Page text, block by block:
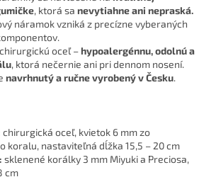
, ktorá sa nevytiahne ani nepraská.
náramok vzniká z precízne vyberaných
oceľ –hypoalergénnu, odolnú a
, ktorá nečernie ani pri dennom nosení.
navrhnutý a ručne vyrobený v Česku.
chirurgická oceľ, kvietok 6 mm zo
koralu, nastaviteľná dĺžka 15,5 – 20 cm
sklenené korálky 3 mm Miyuki a Preciosa,
cm